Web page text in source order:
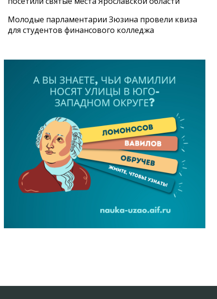
Молодые парламентарии Зюзина провели квиза
для студентов финансового колледжа